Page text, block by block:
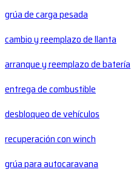
grúa de carga pesada
cambio y reemplazo de llanta
arranque y reemplazo de batería
entrega de combustible
desbloqueo de vehículos
recuperación con winch
grúa para autocaravana